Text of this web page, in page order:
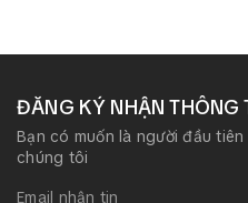
ĐĂNG KÝ NHẬN THÔNG
Bạn có muốn là người đầu
chúng tôi